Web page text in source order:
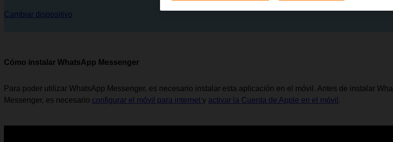
Cambiar dispositivo
Cómo instalar WhatsApp Messenger
Para poder utilizar WhatsApp Messenger, es necesario instalar esta aplicación en el móvil. Antes de instalar
Messenger, es necesario configurar el móvil para internet y activar la Cuenta de Apple en el móvil .